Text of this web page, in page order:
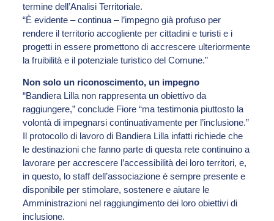
termine dell’Analisi Territoriale.
“È evidente – continua – l’impegno già profuso per
rendere il territorio accogliente per cittadini e turisti e i
progetti in essere promettono di accrescere ulteriormente
la fruibilità e il potenziale turistico del Comune.”
Non solo un riconoscimento, un impegno
“Bandiera Lilla non rappresenta un obiettivo da
raggiungere,” conclude Fiore “ma testimonia piuttosto la
volontà di impegnarsi continuativamente per l’inclusione.”
Il protocollo di lavoro di Bandiera Lilla infatti richiede che
le destinazioni che fanno parte di questa rete continuino a
lavorare per accrescere l’accessibilità dei loro territori, e,
in questo, lo staff dell’associazione è sempre presente e
disponibile per stimolare, sostenere e aiutare le
Amministrazioni nel raggiungimento dei loro obiettivi di
inclusione.